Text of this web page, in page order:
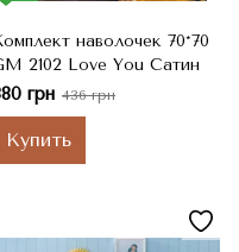
наволочек 70*70
2102 Love You Сатин
грн 436 грн
Купить